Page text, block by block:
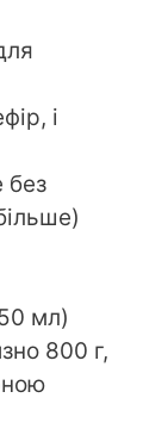
і
без
мл)
800 г,